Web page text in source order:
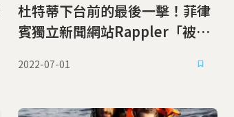
杜特蒂下台前的最後一擊！菲律
賓獨立新聞網站Rappler「被撤
2022-07-01